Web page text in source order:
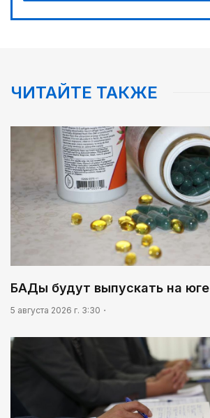
ЧИТАЙТЕ ТАКЖЕ
БАДы будут выпускать на юге
5 августа 2026 г. 3:30